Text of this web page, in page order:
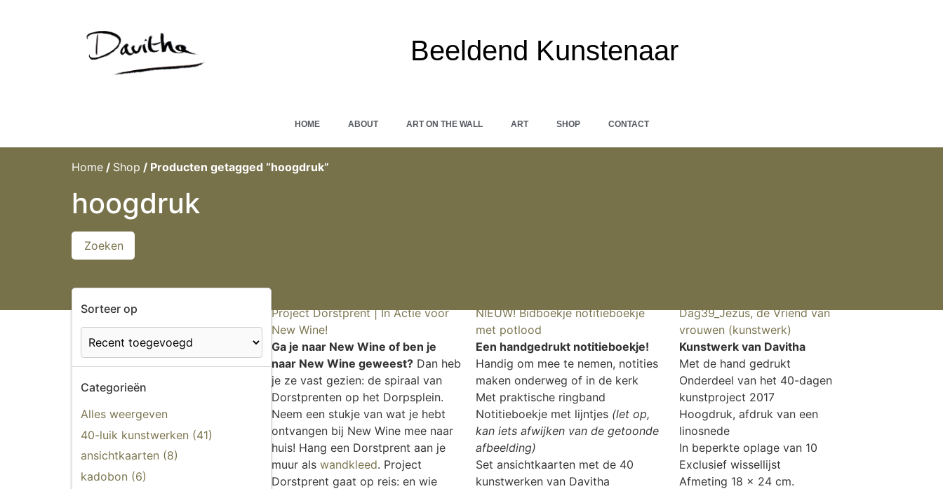
Beeldend Kunstenaar
HOME ABOUT ART ON THE WALL ART SHOP CONTACT
Home / Shop / Producten getagged “hoogdruk”
hoogdruk
Zoeken
Sorteer op
Categorieën
Alles weergeven
40-luik kunstwerken (41)
ansichtkaarten (8)
kadobon (6)
Project Dorstprent | In Actie voor
New Wine!
Ga je naar New Wine of ben je
naar New Wine geweest? Dan heb
je ze vast gezien: de spiraal van
Dorstprenten op het Dorpsplein.
Neem een stukje van wat je hebt
ontvangen bij New Wine mee naar
huis! Hang een Dorstprent aan je
muur als wandkleed. Project
Dorstprent gaat op reis: en wie
NIEUW! Bidboekje notitieboekje
met potlood
Een handgedrukt notitieboekje!
Handig om mee te nemen, notities
maken onderweg of in de kerk
Met praktische ringband
Notitieboekje met lijntjes (let op,
kan iets afwijken van de getoonde
afbeelding)
Set ansichtkaarten met de 40
kunstwerken van Davitha
Dag39_Jezus, de Vriend van
vrouwen (kunstwerk)
Kunstwerk van Davitha
Met de hand gedrukt
Onderdeel van het 40-dagen
kunstproject 2017
Hoogdruk, afdruk van een
linosnede
In beperkte oplage van 10
Exclusief wissellijst
Afmeting 18 x 24 cm.